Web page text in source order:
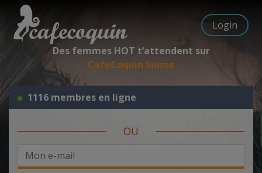
Login
Des femmes HOT t‘attendent sur
CafeCoquin Suisse
1116 membres en ligne
OU